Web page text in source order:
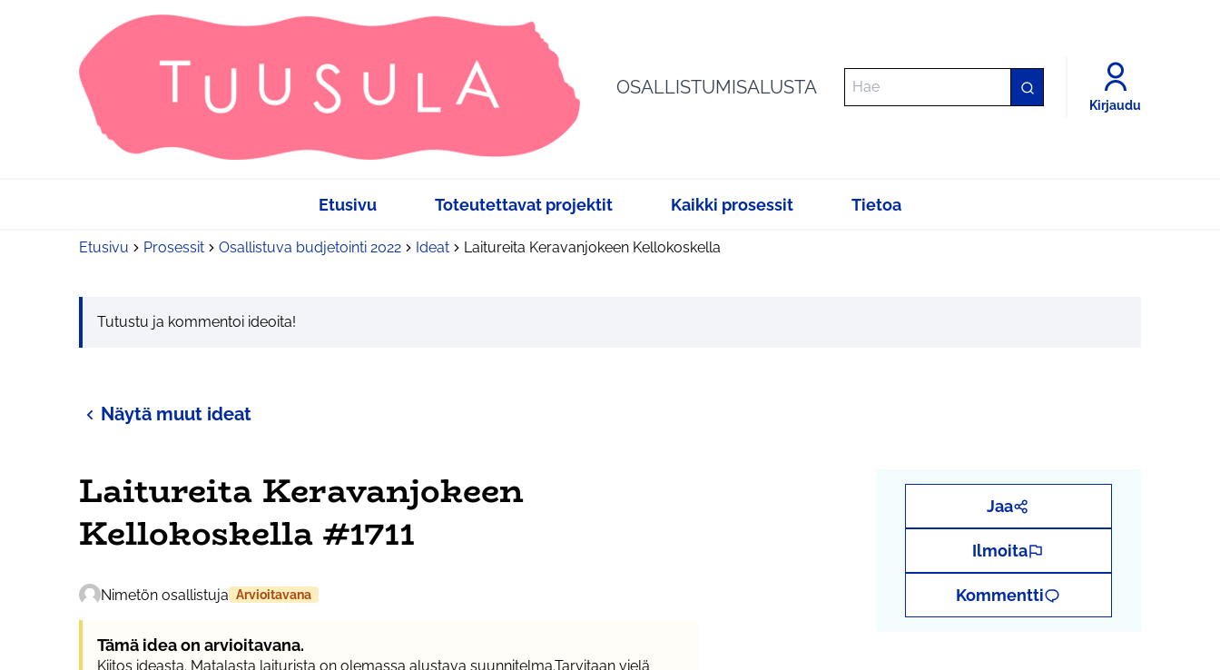
OSALLISTUMISALUSTA
Kirjaudu
Etusivu Toteutettavat projektit Kaikki prosessit Tietoa
Etusivu Prosessit Osallistuva budjetointi 2022 Ideat Laitureita Keravanjokeen Kellokoskella
Tutustu ja kommentoi ideoita!
Näytä muut ideat
Laitureita Keravanjokeen
Kellokoskella #1711
Nimetön osallistuja Arvioitavana
Tämä idea on arvioitavana.
Kiitos ideasta. Matalasta laiturista on olemassa alustava suunnitelma.Tarvitaan vielä
Jaa
Ilmoita
Kommentti